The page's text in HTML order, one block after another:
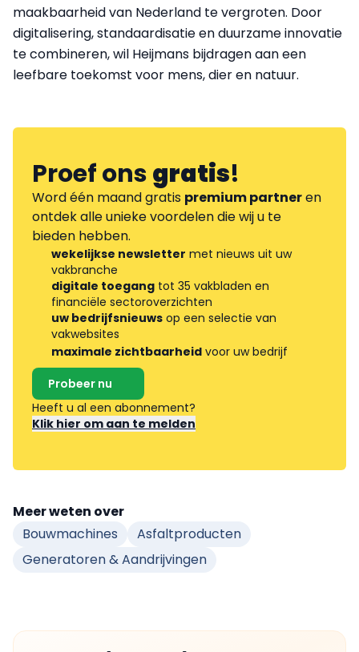
maakbaarheid van Nederland te vergroten. Door
digitalisering, standaardisatie en duurzame innovatie
te combineren, wil Heijmans bijdragen aan een
leefbare toekomst voor mens, dier en natuur.
Proef onsgratis!
Word één maand gratis premium partneren
ontdek alle unieke voordelen die wij u te
bieden hebben.
wekelijkse newsletter met nieuws uit uw
vakbranche
digitale toegang tot 35 vakbladen en
financiële sectoroverzichten
uw bedrijfsnieuws op een selectie van
vakwebsites
maximale zichtbaarheid voor uw bedrijf
Probeer nu
Heeft u al een abonnement?
Klik hier om aan te melden
Meer weten over
Bouwmachines
Asfaltproducten
Generatoren & Aandrijvingen